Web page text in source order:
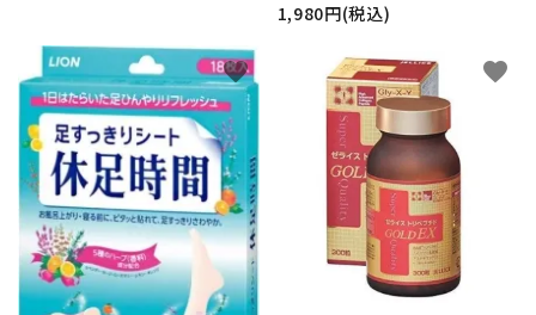
1,980円(税込)
favorite favorite